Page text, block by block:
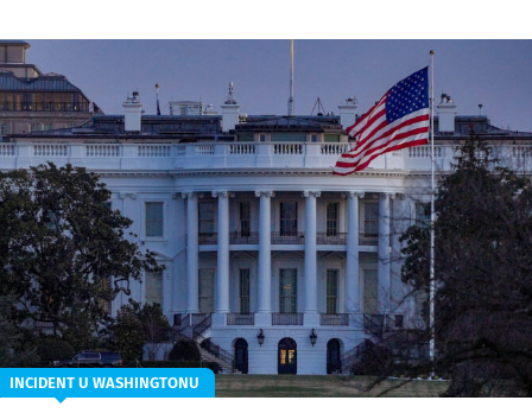
INCIDENT U WASHINGTONU